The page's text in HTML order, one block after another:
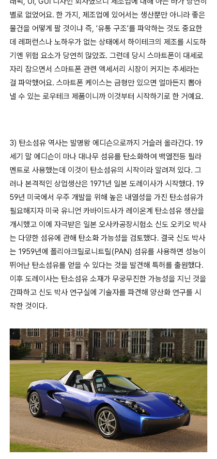
별로 없었어요. 한 가지, 제조업에 있어서는 생산뿐만 아니라 좋은
물건을 어떻게 팔 것이냐 즉, ‘유통 구조’를 파악하는 것도 중요한
데 레퍼런스나 노하우가 없는 상태에서 하이테크의 제조를 시도하
기엔 위험 요소가 당연히 많았죠. 그런데 당시 스마트폰이 대세로
자리 잡으면서 스마트폰 관련 액세서리 시장이 커지는 추세라는
걸 파악했어요. 스마트폰 케이스는 금형만 있으면 얼마든지 뽑아
낼 수 있는 로우테크 제품이니까 이것부터 시작하기로 한 거예요.
3) 탄소섬유 역사는 발명왕 에디슨으로까지 거슬러 올라간다. 19
세기 말 에디슨이 마나 대나무 섬유를 탄소화하여 백열전등 필라
멘트로 사용했는데 이것이 탄소섬유의 시작이라 알려져 있다. 그
러나 본격적인 상업생산은 1971년 일본 도레이사가 시작했다. 19
59년 미국에서 우주 개발을 위해 높은 내열성을 가진 탄소섬유가
필요해지자 미국 유니언 카바이드사가 레이온계 탄소섬유 생산을
개시했고 이에 자극받은 일본 오사카공장시험소 신도 오키오 박사
는 다양한 섬유에 관해 탄소화 가능성을 검토했다. 결국 신도 박사
는 1959년에 폴리아크릴로니트릴(PAN) 섬유를 사용하면 성능이
뛰어난 탄소섬유를 얻을 수 있다는 것을 발견해 특허를 출원했다.
이후 도레이사는 탄소섬유 소재가 무궁무진한 가능성을 지닌 것을
간파하고 신도 박사 연구실에 기술자를 파견해 양산화 연구를 시
작한 것이다.